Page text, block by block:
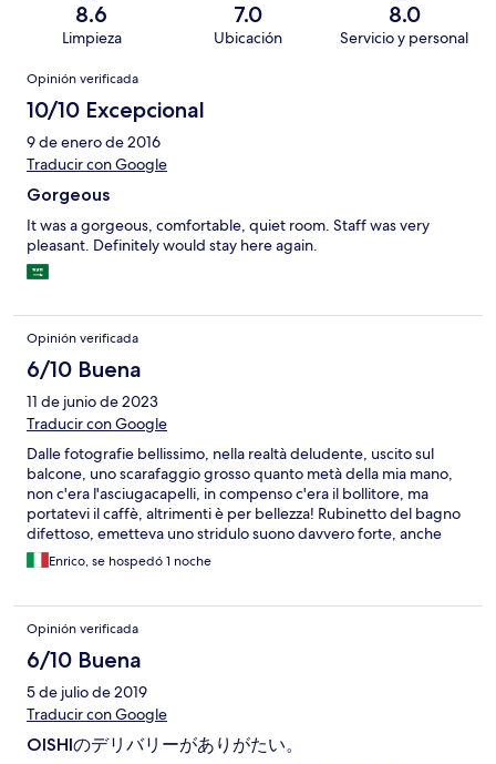
8.6
Limpieza
7.0
Ubicación
8.0
Servicio y personal
Opiniones
Opinión verificada
10/10 Excepcional
9 de enero de 2016
Traducir con Google
Gorgeous
It was a gorgeous, comfortable, quiet room. Staff was very
pleasant. Definitely would stay here again.
Opinión verificada
6/10 Buena
11 de junio de 2023
Traducir con Google
Dalle fotografie bellissimo, nella realtà deludente, uscito sul
balcone, uno scarafaggio grosso quanto metà della mia mano,
non c'era l'asciugacapelli, in compenso c'era il bollitore, ma
portatevi il caffè, altrimenti è per bellezza! Rubinetto del bagno
difettoso, emetteva uno stridulo suono davvero forte, anche
con la porta chiusa non ci ha lasciato dormire, meno male che era
per una notte sola. P.S. colazione tipica thailandese, ho
Enrico, se hospedó 1 noche
Opinión verificada
6/10 Buena
5 de julio de 2019
Traducir con Google
OISHIのデリバリーがありがたい。